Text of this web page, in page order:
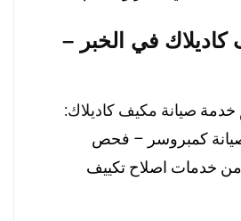
كاديلاك في الخبر –
خدمة صيانة مكيف كاديلاك:
كمبروسر – فحص
خدمات اصلاح تكييف